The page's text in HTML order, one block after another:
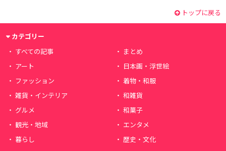
トップに戻る
カテゴリー
すべての記事
まとめ
アート
日本画・浮世絵
ファッション
着物・和服
雑貨・インテリア
和雑貨
グルメ
和菓子
観光・地域
エンタメ
暮らし
歴史・文化